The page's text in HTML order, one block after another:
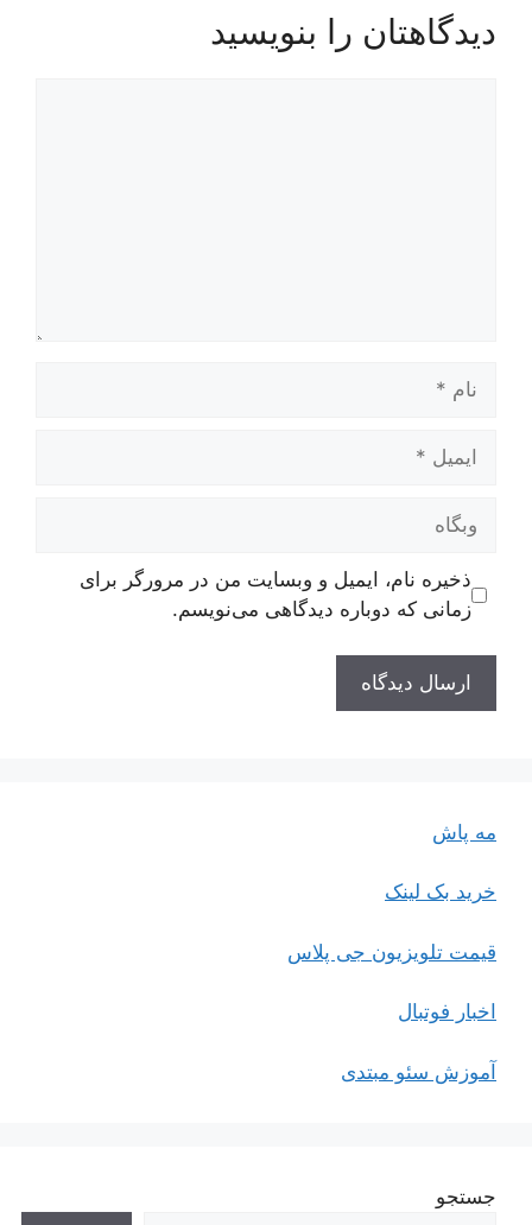
دیدگاهتان را بنویسید
ایمیل
وبگاه
ذخیره نام، ایمیل و وبسایت من در مرورگر برای
زمانی که دوباره دیدگاهی می‌نویسم.
مه پاش
خرید بک لینک
قیمت تلویزیون جی پلاس
اخبار فوتبال
آموزش سئو مبتدی
جستجو